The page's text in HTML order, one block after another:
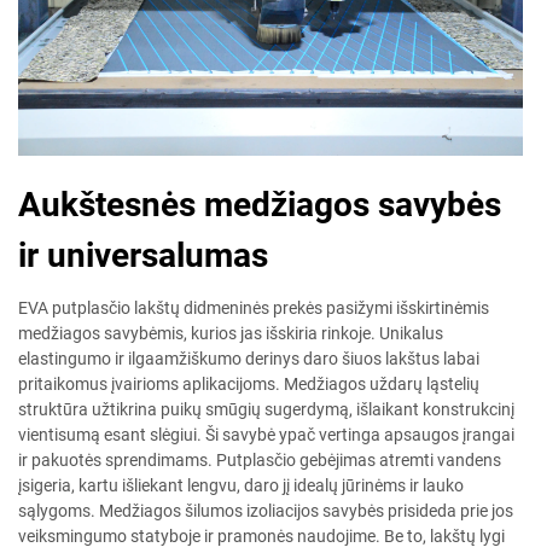
Aukštesnės medžiagos savybės
ir universalumas
EVA putplasčio lakštų didmeninės prekės pasižymi išskirtinėmis
medžiagos savybėmis, kurios jas išskiria rinkoje. Unikalus
elastingumo ir ilgaamžiškumo derinys daro šiuos lakštus labai
pritaikomus įvairioms aplikacijoms. Medžiagos uždarų ląstelių
struktūra užtikrina puikų smūgių sugerdymą, išlaikant konstrukcinį
vientisumą esant slėgiui. Ši savybė ypač vertinga apsaugos įrangai
ir pakuotės sprendimams. Putplasčio gebėjimas atremti vandens
įsigeria, kartu išliekant lengvu, daro jį idealų jūrinėms ir lauko
sąlygoms. Medžiagos šilumos izoliacijos savybės prisideda prie jos
veiksmingumo statyboje ir pramonės naudojime. Be to, lakštų lygi